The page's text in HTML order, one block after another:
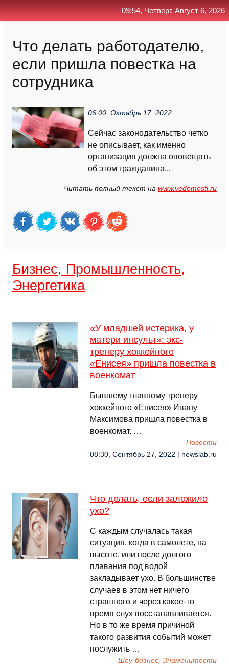
Что делать работодателю,
если пришла повестка на
сотрудника
06:00, Октябрь 17, 2022
Сейчас законодательство четко
не описывает, как именно
организация должна оповещать
об этом гражданина...
Читать полный текст на www.vedomosti.ru
Бизнес, Промышленность,
Энергетика
«У младшей истерика, у
матери инсульт»: экс-
тренеру хоккейного
«Енисея» пришла повестка в
военкомат
Бывшему главному тренеру
хоккейного «Енисея» Ивану
Максимова пришла повестка в
военкомат. …
Новости
08:30, Сентябрь 27, 2022 | newslab.ru
Что делать, если заложило
ухо?
С каждым случалась такая
ситуация, когда в самолете, на
высоте, или после долгого
плавания под водой
закладывает ухо. В большинстве
случаев в этом нет ничего
страшного и через какое-то
время слух восстанавливается.
Но в то же время причиной
такого развития событий может
послужить …
Шоу-бизнес, Знаменитости
09:54, Четверг, Август 6, 2026